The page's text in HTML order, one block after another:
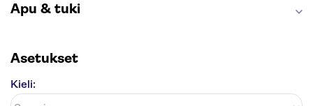
Apu & tuki
Asetukset
Kieli: